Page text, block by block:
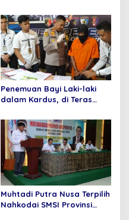
Purnama
Penemuan Bayi Laki-laki
dalam Kardus, di Teras
Muhtadi Putra Nusa Terpilih
Nahkodai SMSI Provinsi